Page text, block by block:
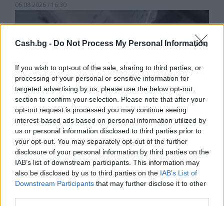
Cash.bg - Do Not Process My Personal Information
If you wish to opt-out of the sale, sharing to third parties, or
processing of your personal or sensitive information for
targeted advertising by us, please use the below opt-out
section to confirm your selection. Please note that after your
opt-out request is processed you may continue seeing
interest-based ads based on personal information utilized by
us or personal information disclosed to third parties prior to
your opt-out. You may separately opt-out of the further
disclosure of your personal information by third parties on the
IAB’s list of downstream participants. This information may
also be disclosed by us to third parties on the IAB’s List of
Downstream Participants that may further disclose it to other
06.08.2026 / 16:30
Ню Йорк стана 14-ият щат на САЩ, в
който е разрешена евтаназията
06.08.2026 / 16:00